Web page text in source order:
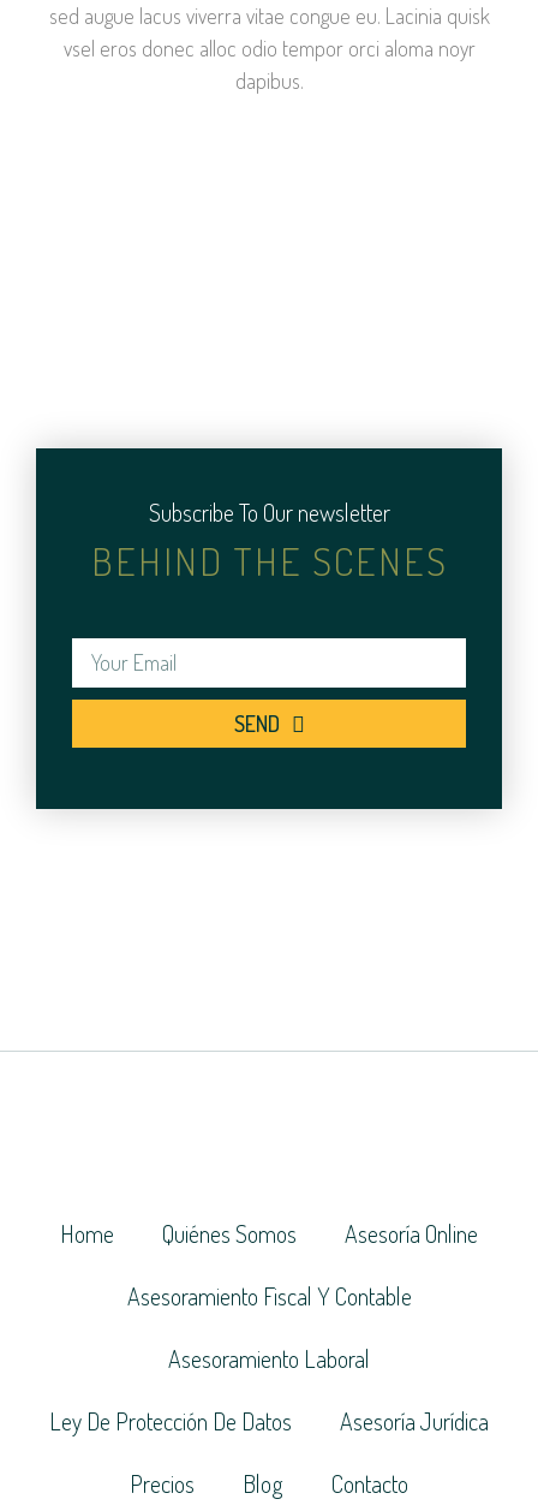
sed augue lacus viverra vitae congue eu. Lacinia quisk
vsel eros donec alloc odio tempor orci aloma noyr
dapibus.
Subscribe To Our newsletter
BEHIND THE SCENES
SEND
Home Quiénes Somos
Asesoría Online
Asesoramiento Fiscal Y Contable
Asesoramiento Laboral
Ley De Protección De Datos
Asesoría Jurídica
Precios
Blog Contacto